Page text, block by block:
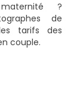
?
de
tarifs des
couple.